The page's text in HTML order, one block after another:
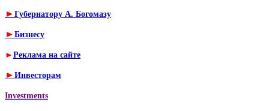
► Губернатору А. Богомазу
► Бизнесу
► Реклама на сайте
► Инвесторам
Investments